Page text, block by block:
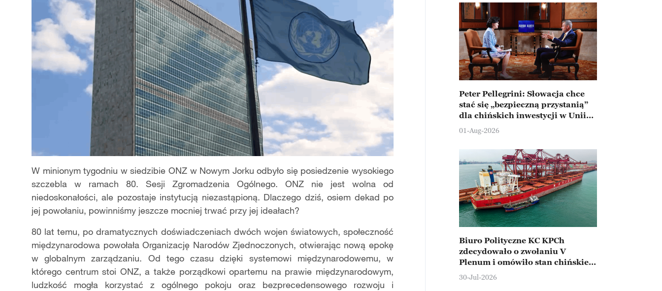
W minionym tygodniu w siedzibie ONZ w Nowym Jorku odbyło się posiedzenie wysokiego
szczebla w ramach 80. Sesji Zgromadzenia Ogólnego. ONZ nie jest wolna od
niedoskonałości, ale pozostaje instytucją niezastąpioną. Dlaczego dziś, osiem dekad po
jej powołaniu, powinniśmy jeszcze mocniej trwać przy jej ideałach?
80 lat temu, po dramatycznych doświadczeniach dwóch wojen światowych, społeczność
międzynarodowa powołała Organizację Narodów Zjednoczonych, otwierając nową epokę
w globalnym zarządzaniu. Od tego czasu dzięki systemowi międzynarodowemu, w
którego centrum stoi ONZ, a także porządkowi opartemu na prawie międzynarodowym,
ludzkość mogła korzystać z ogólnego pokoju oraz bezprecedensowego rozwoju i
Peter Pellegrini: Słowacja chce
stać się „bezpieczną przystanią”
dla chińskich inwestycji w Unii
Europejskiej
01-Aug-2026
Biuro Polityczne KC KPCh
zdecydowało o zwołaniu V
Plenum i omówiło stan chińskiej
gospodarki
30-Jul-2026